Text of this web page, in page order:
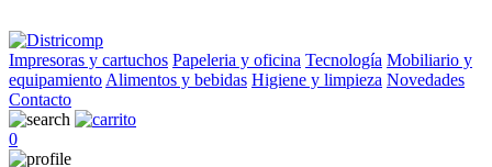
Impresoras y cartuchos Papeleria y oficina Tecnología Mobiliario y
equipamiento Alimentos y bebidas Higiene y limpieza Novedades
Contacto
0